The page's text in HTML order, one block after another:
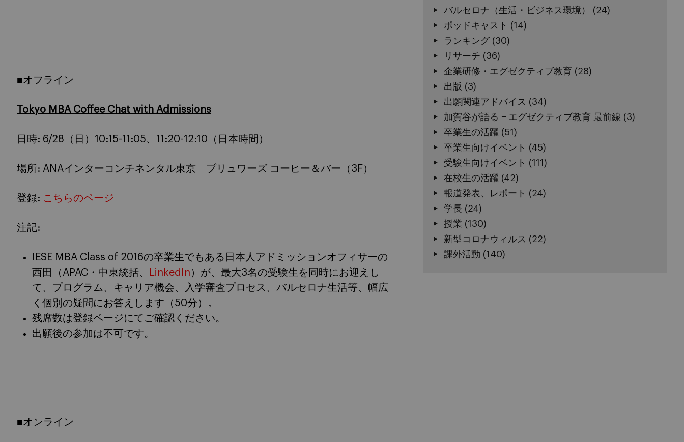
■オフライン
Tokyo MBA Coffee Chat with Admissions
日時: 6/28（日）10:15-11:05、11:20-12:10（日本時間）
場所: ANAインターコンチネンタル東京 ブリュワーズ コーヒー＆バー（3F）
登録: こちらのページ
注記:
IESE MBA Class of 2016の卒業生でもある日本人アドミッションオフィサーの
西田（APAC・中東統括、
LinkedIn ）が、最大3名の受験生を同時にお迎えし
て、プログラム、キャリア機会、入学審査プロセス、バルセロナ生活等、幅広
く個別の疑問にお答えします（50分）。
残席数は登録ページにてご確認ください。
出願後の参加は不可です。
■オンライン
バルセロナ（生活・ビジネス環境）
(24)
ポッドキャスト (14)
ランキング(30)
リサーチ (36)
企業研修・エグゼクティブ教育 (28)
出版 (3)
出願関連アドバイス (34)
加賀谷が語る − エグゼクティブ教育 最前線 (3)
卒業生の活躍 (51)
卒業生向けイベント (45)
受験生向けイベント (111)
在校生の活躍 (42)
報道発表、レポート (24)
学長 (24)
授業 (130)
新型コロナウィルス (22)
課外活動 (140)